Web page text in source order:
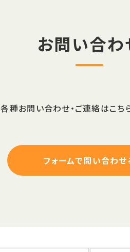
お問い合わ
各種お問い合わせ・ご連絡はこち
フォームで問い合わせ